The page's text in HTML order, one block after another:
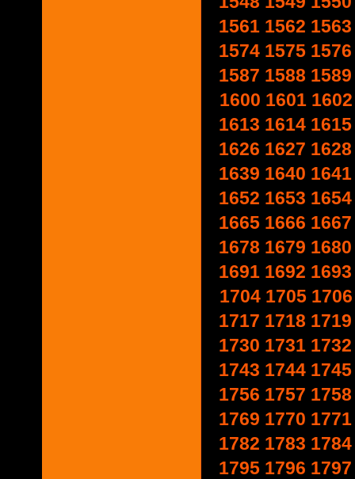
1561 1562 1563
1574 1575 1576
1587 1588 1589
1600 1601 1602
1613 1614 1615
1626 1627 1628
1639 1640 1641
1652 1653 1654
1665 1666 1667
1678 1679 1680
1691 1692 1693
1704 1705 1706
1717 1718 1719
1730 1731 1732
1743 1744 1745
1756 1757 1758
1769 1770 1771
1782 1783 1784
1795 1796 1797